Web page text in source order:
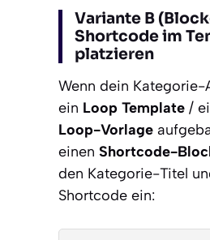
Variante B
Shortcode im
platzieren
Wenn dein Kategorie-
ein Loop Template /
Loop-Vorlage
einen Shortcode-
den Kategorie-Titel
Shortcode ein: